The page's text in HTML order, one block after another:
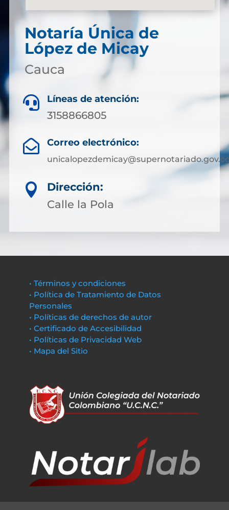
Notaría Única de
López de Micay
Cauca
 Líneas de atención:
3158866805
 Correo electrónico:

Dirección:
Calle la Pola
• Términos y condiciones
• Política de Tratamiento de Datos
Personales
• Políticas de derechos de autor
• Certificado de Accesibilidad
• Políticas de Privacidad Web
• Mapa del Sitio